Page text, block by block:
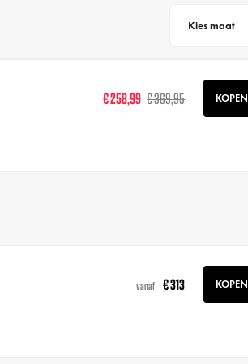
Kies maat
€ 258,99 € 369,95 KOPEN
vanaf € 313 KOPEN